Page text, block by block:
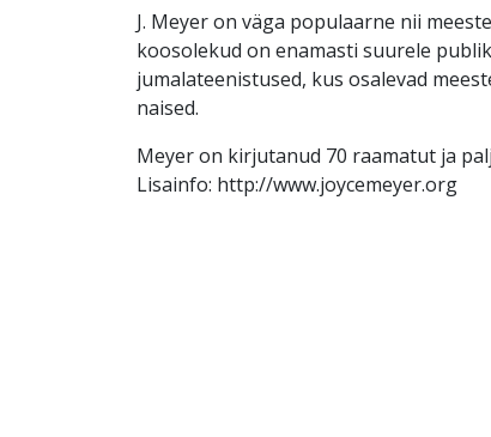
J. Meyer on väga populaarne nii
koosolekud on enamasti suurele
jumalateenistused, kus osalevad
naised.
Meyer on kirjutanud 70 raamatut ja
Lisainfo: http://www.joycemeyer.org